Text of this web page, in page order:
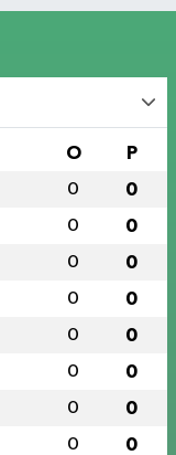
O P
0 0
0 0
0 0
0 0
0 0
0 0
0 0
0 0